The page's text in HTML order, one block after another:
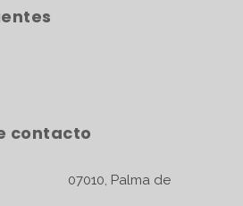
contacto
17 07010, Palma de